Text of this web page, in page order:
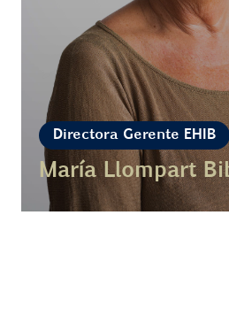
Directora Gerente EHIB
María Llompart